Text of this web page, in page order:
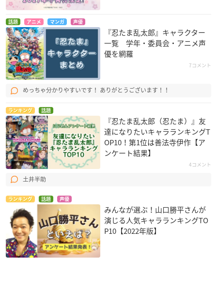
話題 アニメ マンガ 声優
『忍たま乱太郎』キャラクター
一覧 学年・委員会・アニメ声
優を網羅
7コメント
めっちゃ分かりやすいです！ ありがとうございます！！
ランキング 話題
『忍たま乱太郎（忍たま）』友
達になりたいキャラランキングT
OP10！第1位は善法寺伊作【ア
ンケート結果】
4コメント
土井半助
ランキング 話題 声優
みんなが選ぶ！山口勝平さんが
演じる人気キャラランキングTO
P10【2022年版】